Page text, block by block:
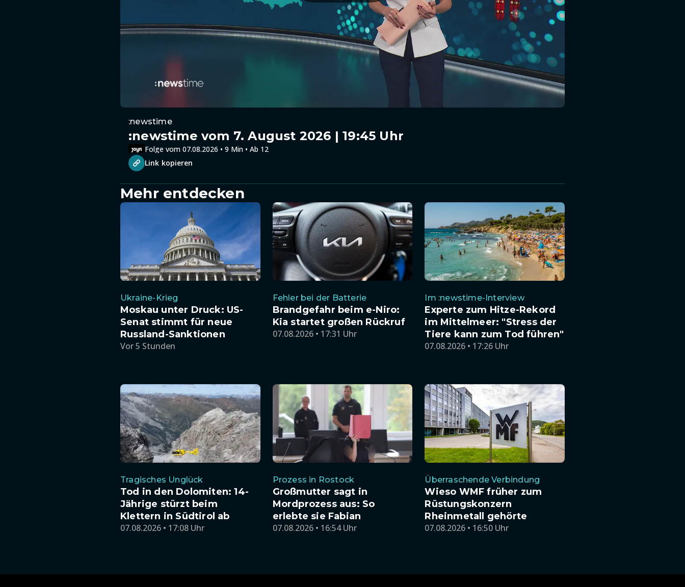
:newstime
:newstime vom 7. August 2026 | 19:45 Uhr
Folge vom 07.08.2026 • 9 Min • Ab 12
Link kopieren
Mehr entdecken
Ukraine-Krieg
Moskau unter Druck: US-
Senat stimmt für neue
Russland-Sanktionen
Vor 5 Stunden
Fehler bei der Batterie
Brandgefahr beim e-Niro:
Kia startet großen Rückruf
07.08.2026 • 17:31 Uhr
Im :newstime-Interview
Experte zum Hitze-Rekord
im Mittelmeer: "Stress der
Tiere kann zum Tod führen"
07.08.2026 • 17:26 Uhr
Tragisches Unglück
Tod in den Dolomiten: 14-
Jährige stürzt beim
Klettern in Südtirol ab
07.08.2026 • 17:08 Uhr
Prozess in Rostock
Großmutter sagt in
Mordprozess aus: So
erlebte sie Fabian
07.08.2026 • 16:54 Uhr
Überraschende Verbindung
Wieso WMF früher zum
Rüstungskonzern
Rheinmetall gehörte
07.08.2026 • 16:50 Uhr